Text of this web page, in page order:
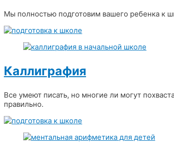
Мы полностью подготовим вашего ребенка к
Каллиграфия
Все умеют писать, но многие ли могут
правильно.